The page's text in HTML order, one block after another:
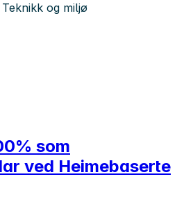
og miljø
som
ved Heimebaserte